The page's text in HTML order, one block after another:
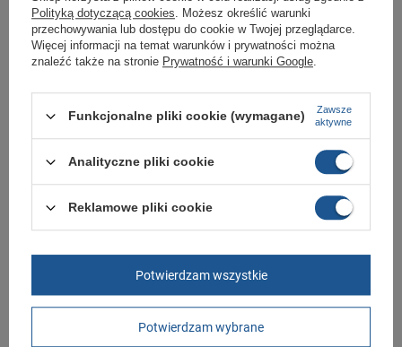
Marka Lavoro
Symbol 1276.30
Gwarancja Gwarancja
Materiał zewnętrzny skóra ekologiczna
Płeć
Więcej
Szerokość towaru w
Więcej
20
Polityką dotyczącą cookies. Możesz określić warunki
przechowywania lub dostępu do cookie w Twojej przeglądarce.
Więcej informacji na temat warunków i prywatności można
znaleźć także na stronie Prywatność i warunki Google.
Funkcjonalne pliki cookie (wymagane)
Zawsze
aktywne
Analityczne pliki cookie
Reklamowe pliki cookie
Potwierdzam wybrane
Potwierdzam wszystkie